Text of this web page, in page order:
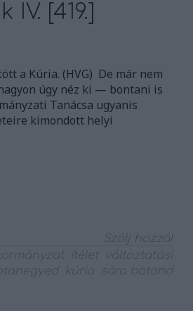
[419.]
a Kúria. (HVG) De már nem
úgy néz ki — bontani is
Tanácsa ugyanis
kimondott helyi
Szólj hozzá!
ítélet
változtatási
kúria sára botond